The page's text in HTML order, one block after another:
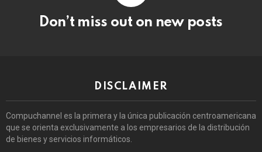
Don’t miss out on new posts
DISCLAIMER
Compuchannel es la primera y la única publicación centroamericana
que se orienta exclusivamente a los empresarios de la distribución
de bienes y servicios informáticos.